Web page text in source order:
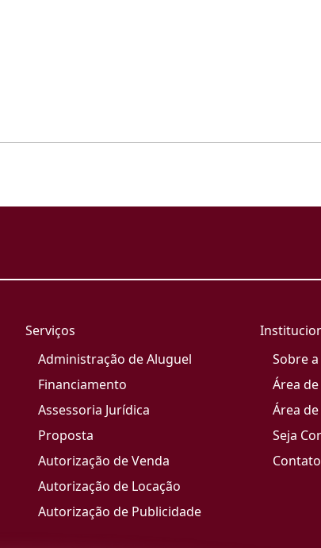
Serviços
Administração de Aluguel
Financiamento
Assessoria Jurídica
Proposta
Autorização de Venda
Autorização de Locação
Autorização de Publicidade
Sobre
Área
Área
Seja
Contato